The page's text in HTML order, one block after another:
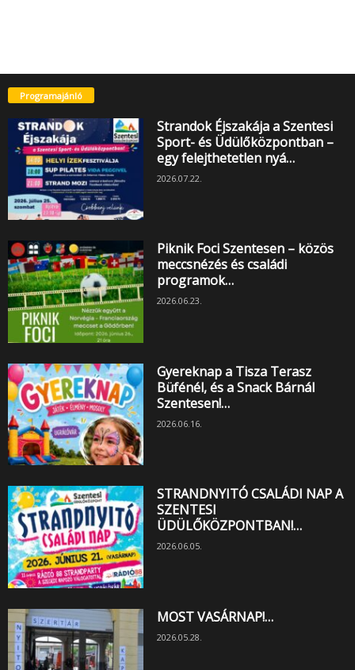
Programajánló
Strandok Éjszakája a Szentesi
Sport- és Üdülőközpontban –
egy felejthetetlen nyá…
2026.07.22.
Piknik Foci Szentesen – közös
meccsnézés és családi
programok…
2026.06.23.
Gyereknap a Tisza Terasz
Büfénél, és a Snack Bárnál
Szentesen!…
2026.06.16.
STRANDNYITÓ CSALÁDI NAP A
SZENTESI
ÜDÜLŐKÖZPONTBAN!…
2026.06.05.
MOST VASÁRNAP!…
2026.05.28.